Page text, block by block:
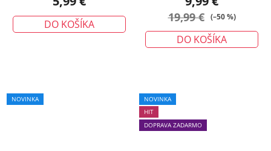
DO KOŠÍKA 19,99 € (–50 %)
DO KOŠÍKA
NOVINKA
produktu
NOVINKA
HIT
DOPRAVA ZADARMO